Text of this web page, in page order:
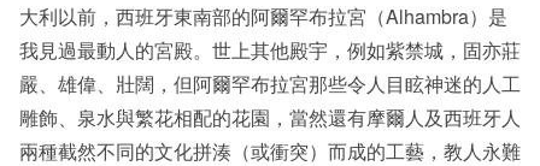
大利以前，西班牙東南部的阿爾罕布拉宮（Alhambra）是
我見過最動人的宮殿。世上其他殿宇，例如紫禁城，固亦莊
嚴、雄偉、壯闊，但阿爾罕布拉宮那些令人目眩神迷的人工
雕飾、泉水與繁花相配的花園，當然還有摩爾人及西班牙人
兩種截然不同的文化拼湊（或衝突）而成的工藝，教人永難